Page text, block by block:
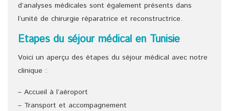
d’analyses médicales sont également présents dans
l’unité de chirurgie réparatrice et reconstructrice.
Etapes du séjour médical en Tunisie
Voici un aperçu des étapes du séjour médical avec notre
clinique :
– Accueil à l’aéroport
– Transport et accompagnement